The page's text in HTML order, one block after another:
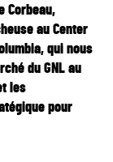
Corbeau,
au Center
qui nous
du GNL au
les
pour